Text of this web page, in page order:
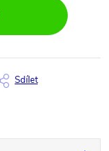
Sdílet